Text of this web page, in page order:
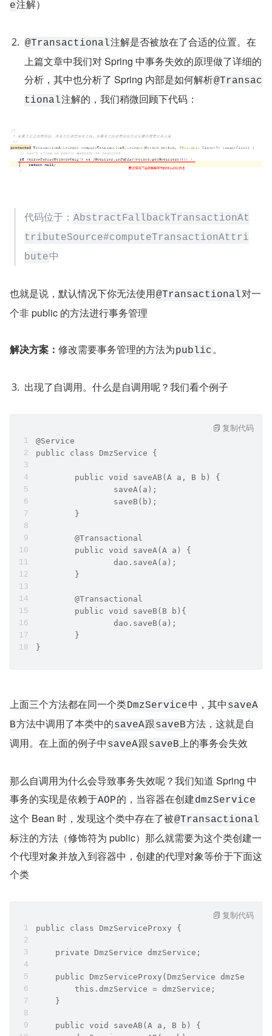
e注解）
@Transactional注解是否被放在了合适的位置。在
上篇文章中我们对 Spring 中事务失效的原理做了详细的
分析，其中也分析了 Spring 内部是如何解析@Transac
tional注解的，我们稍微回顾下代码：
代码位于： AbstractFallbackTransactionAt
tributeSource#computeTransactionAttri
bute中
也就是说，默认情况下你无法使用@Transactional对一
个非 public 的方法进行事务管理
解决方案： 修改需要事务管理的方法为public。
出现了自调用。什么是自调用呢？我们看个例子
@Service
public class DmzService {
	public void saveAB(A a, B b) {
		saveA(a);
		saveB(b);
	}
	@Transactional
	public void saveA(A a) {
		dao.saveA(a);
	}
	@Transactional
	public void saveB(B b){
		dao.saveB(a);
	}
}
复制代码
上面三个方法都在同一个类DmzService中，其中 saveA
B方法中调用了本类中的saveA跟saveB方法，这就是自
调用。在上面的例子中 saveA跟saveB上的事务会失效
那么自调用为什么会导致事务失效呢？我们知道 Spring 中
事务的实现是依赖于AOP的，当容器在创建dmzService
这个 Bean 时，发现这个类中存在了被@Transactional
标注的方法（修饰符为 public）那么就需要为这个类创建一
个代理对象并放入到容器中，创建的代理对象等价于下面这
个类
public class DmzServiceProxy {
    private DmzService dmzService;
public DmzServiceProxy(DmzService
        this.dmzService = dmzService;
    }
    public void saveAB(A a, B b) {
复制代码